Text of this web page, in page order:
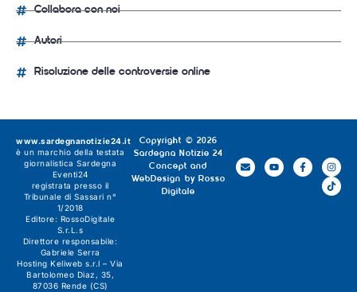
Collabora con noi
Autori
Risoluzione delle controversie online
Copyright © 2026
Sardegna Notizie 24
Concept and
WebDesign by Rosso
Digitale
www.sardegnanotizie24.it
è un marchio della testata
giornalistica Sardegna
Eventi24
registrata presso il
Tribunale di Sassari n°
1/2018
Editore: RossoDigitale
S.r.L.s
Direttore responsabile:
Gabriele Serra
Hosting Keliweb s.r.l – Via
Bartolomeo Diaz, 35,
87036 Rende (CS)